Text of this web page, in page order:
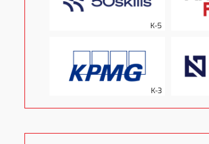
K-5
K-3